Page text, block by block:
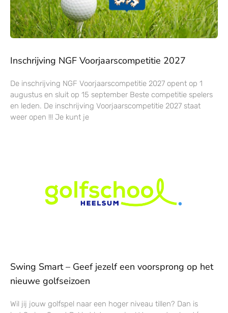
Inschrijving NGF Voorjaarscompetitie 2027
De inschrijving NGF Voorjaarscompetitie 2027 opent op 1
augustus en sluit op 15 september Beste competitie spelers
en leden. De inschrijving Voorjaarscompetitie 2027 staat
weer open !!! Je kunt je
Swing Smart – Geef jezelf een voorsprong op het
nieuwe golfseizoen
Wil jij jouw golfspel naar een hoger niveau tillen? Dan is